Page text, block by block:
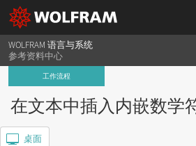
WOLFRAM 语言与系统
参考资料中心
工作流程
在文本中插入内嵌数学
桌面